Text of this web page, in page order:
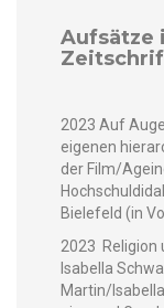
Aufsätze
2023 Auf
eige­nen
der Film/
Biele­feld (in
2023 Reli­gion
Isabel­la
Martin/